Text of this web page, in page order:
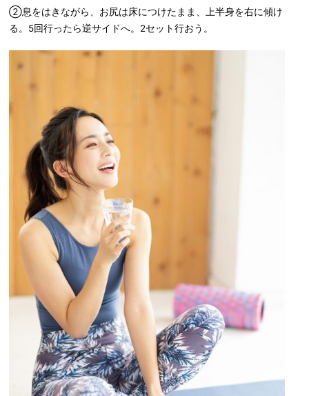
②息をはきながら、お尻は床につけたまま、上半身を右に傾け
る。5回行ったら逆サイドへ。2セット行おう。